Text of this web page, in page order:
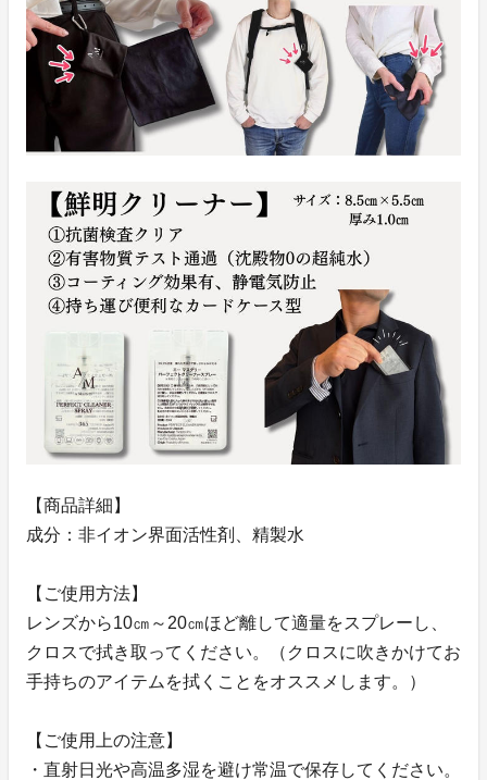
【商品詳細】
成分：非イオン界面活性剤、精製水
【ご使用方法】
レンズから10㎝～20㎝ほど離して適量をスプレーし、
クロスで拭き取ってください。（クロスに吹きかけてお
手持ちのアイテムを拭くことをオススメします。）
【ご使用上の注意】
・直射日光や高温多湿を避け常温で保存してください。